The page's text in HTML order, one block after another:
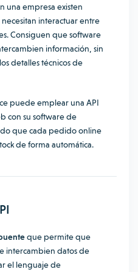
una empresa existen
interactuar entre
Consiguen que software
información, sin
detalles técnicos de
puede emplear una API
con su software de
que cada pedido online
de forma automática.
que permite que
intercambien datos de
el lenguaje de